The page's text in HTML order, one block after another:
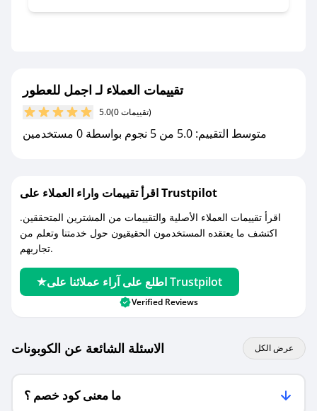
جديد.
مع صحصح، تسوق بذكاء ووفّر على كل مشترياتك مع
كوبونات خصم حصرية من اجمل للعطور!
تقييمات العملاء لـ اجمل للعطور
5.0 (0 تقييمات)
متوسط التقييم: 5.0 من 5 نجوم بواسطة 0 مستخدمين
اقرأ تقييمات واراء العملاء على Trustpilot
اقرأ تقييمات العملاء الأصلية والتقييمات من المشترين المتحققين.
اكتشف ما يعتقده المستخدمون الحقيقيون حول خدمتنا وتعلم من
تجاربهم.
اطلع على آراء عملائنا على Trustpilot
Verified Reviews
الاسئلة الشائعة عن الكوبونات عرض الكل
ما معنى كود خصم ؟